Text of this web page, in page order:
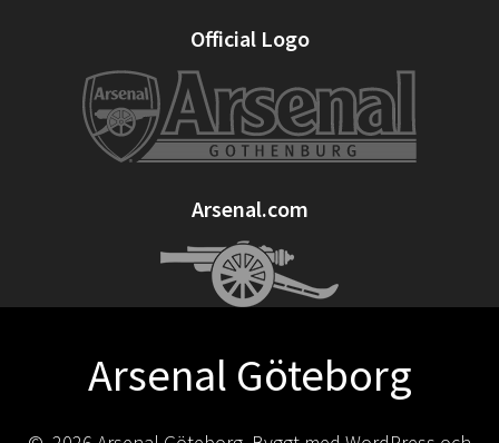
Official Logo
Arsenal.com
Arsenal Göteborg